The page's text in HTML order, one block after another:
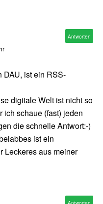
DAU, ist ein RSS-
digitale Welt ist nicht so
schaue (fast) jeden
die schnelle Antwort:-)
ist ein
Leckeres aus meiner
Antworten